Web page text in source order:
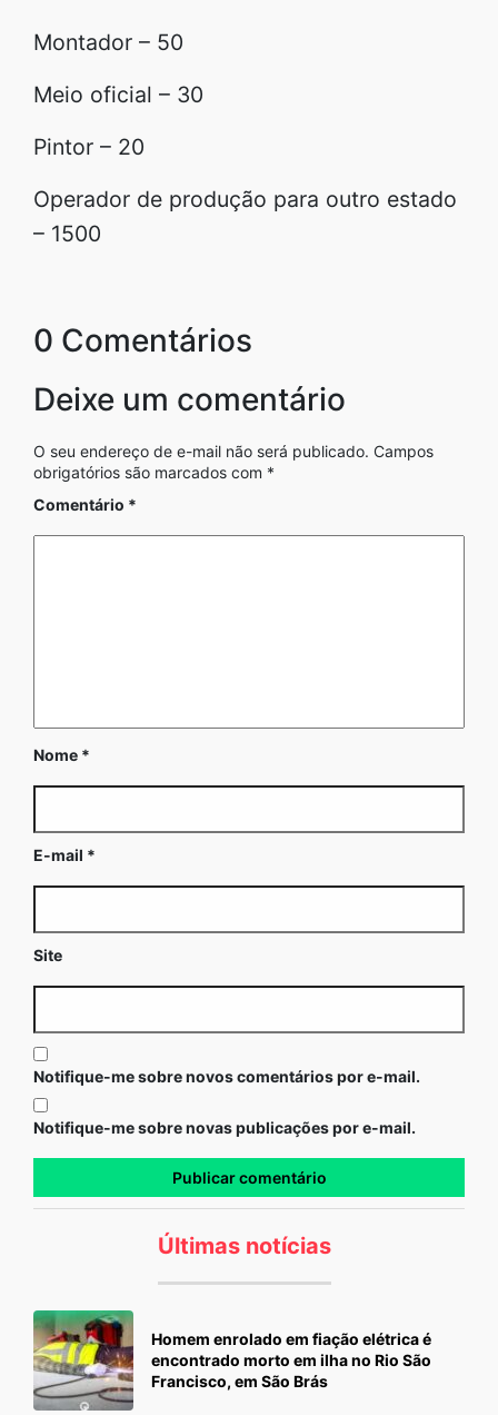
Montador – 50
Meio oficial – 30
Pintor – 20
Operador de produção para outro estado
– 1500
0 Comentários
Deixe um comentário
O seu endereço de e-mail não será publicado. Campos
obrigatórios são marcados com *
Comentário *
Nome *
E-mail *
Site
Notifique-me sobre novos comentários por e-mail.
Notifique-me sobre novas publicações por e-mail.
Últimas notícias
Homem enrolado em fiação elétrica é
encontrado morto em ilha no Rio São
Francisco, em São Brás